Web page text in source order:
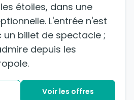
étoiles, dans une
L'entrée n'est
billet de spectacle ;
depuis les
Voir les offres